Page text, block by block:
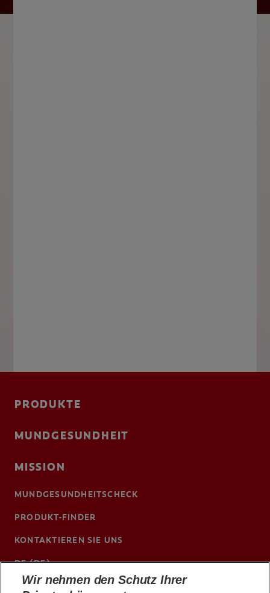
PRODUKTE
MUNDGESUNDHEIT
MISSION
MUNDGESUNDHEITSCHECK
PRODUKT-FINDER
KONTAKTIEREN SIE UNS
DE (DE)
ColgateProfessional.de
Wir nehmen den Schutz Ihrer